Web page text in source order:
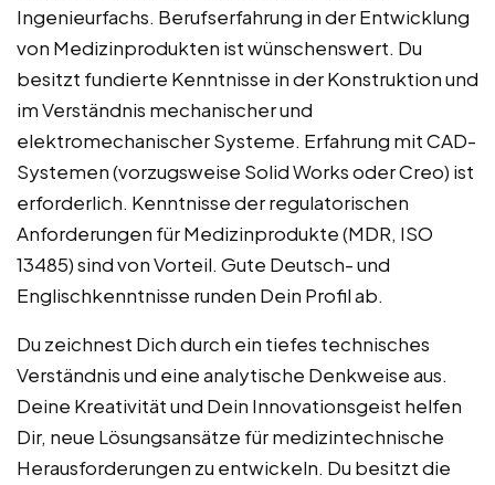
Ingenieurfachs. Berufserfahrung in der Entwicklung
von Medizinprodukten ist wünschenswert. Du
besitzt fundierte Kenntnisse in der Konstruktion und
im Verständnis mechanischer und
elektromechanischer Systeme. Erfahrung mit CAD-
Systemen (vorzugsweise Solid Works oder Creo) ist
erforderlich. Kenntnisse der regulatorischen
Anforderungen für Medizinprodukte (MDR, ISO
13485) sind von Vorteil. Gute Deutsch- und
Englischkenntnisse runden Dein Profil ab.
Du zeichnest Dich durch ein tiefes technisches
Verständnis und eine analytische Denkweise aus.
Deine Kreativität und Dein Innovationsgeist helfen
Dir, neue Lösungsansätze für medizintechnische
Herausforderungen zu entwickeln. Du besitzt die